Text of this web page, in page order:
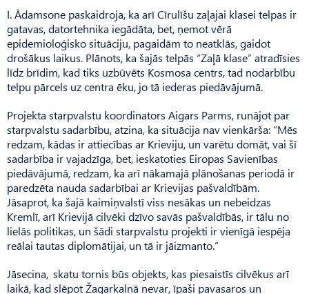
I. Ādamsone paskaidroja, ka arī Cīrulīšu zaļajai klasei telpas ir
gatavas, datortehnika iegādāta, bet, ņemot vērā
epidemioloģisko situāciju, pagaidām to neatklās, gaidot
drošākus laikus. Plānots, ka šajās telpās “Zaļā klase” atradīsies
līdz brīdim, kad tiks uzbūvēts Kosmosa centrs, tad nodarbību
telpu pārcels uz centra ēku, jo tā iederas piedāvājumā.
Projekta starpvalstu koordinators Aigars Parms, runājot par
starpvalstu sadarbību, atzina, ka situācija nav vienkārša: “Mēs
redzam, kādas ir attiecības ar Krieviju, un varētu domāt, vai šī
sadarbība ir vajadzīga, bet, ieskatoties Eiropas Savienības
piedāvājumā, redzam, ka arī nākamajā plānošanas periodā ir
paredzēta nauda sadarbībai ar Krie­vijas pašvaldībām.
Jāsaprot, ka šajā kaimiņvalstī viss nesākas un nebeidzas
Kremlī, arī Krievijā cilvēki dzīvo savās pašvaldībās, ir tālu no
lielās politikas, un šādi starpvalstu projekti ir vienīgā iespēja
reālai tautas diplomātijai, un tā ir jāizmanto.”
Jāsecina, skatu tornis būs objekts, kas piesaistīs cilvēkus arī
laikā, kad slēpot Žagarkalnā nevar, īpaši pavasaros un